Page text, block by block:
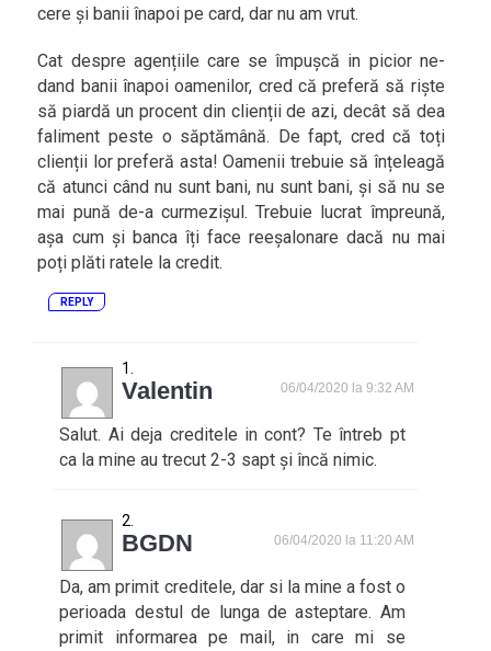
cere și banii înapoi pe card, dar nu am vrut.
Cat despre agențiile care se împușcă in picior ne-
dand banii înapoi oamenilor, cred că preferă să riște
să piardă un procent din clienții de azi, decât să dea
faliment peste o săptămână. De fapt, cred că toți
clienții lor preferă asta! Oamenii trebuie să înțeleagă
că atunci când nu sunt bani, nu sunt bani, și să nu se
mai pună de-a curmezișul. Trebuie lucrat împreună,
așa cum și banca îți face reeșalonare dacă nu mai
poți plăti ratele la credit.
REPLY
Valentin 06/04/2020 la 9:32 AM
Salut. Ai deja creditele in cont? Te întreb pt
ca la mine au trecut 2-3 sapt și încă nimic.
BGDN 06/04/2020 la 11:20 AM
Da, am primit creditele, dar si la mine a fost o
perioada destul de lunga de asteptare. Am
primit informarea pe mail, in care mi se